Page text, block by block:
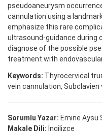
pseudoaneurysm
cannulation using a
emphasize this rare
ultrasound-guidance during
diagnose of the possible
treatment with
Keywords: Thyrocervical
vein cannulation, Subclavien
Sorumlu Yazar: Emine Aysu
Makale Dili: İngilizce